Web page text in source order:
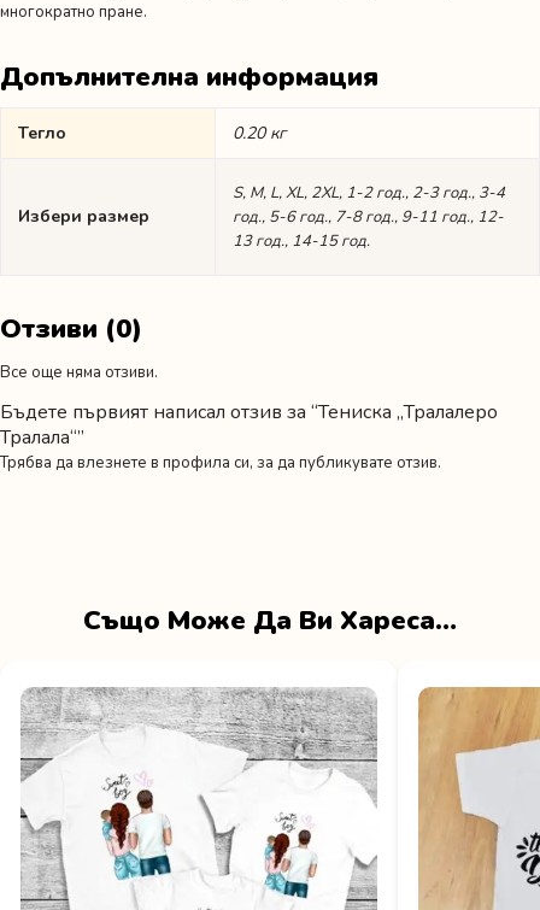
многократно пране.
Допълнителна информация
Тегло 0.20 кг
Избери размер
S, M, L, XL, 2XL, 1-2 год., 2-3 год., 3-4
год., 5-6 год., 7-8 год., 9-11 год., 12-
13 год., 14-15 год.
Отзиви (0)
Все още няма отзиви.
Бъдете първият написал отзив за “Тениска „Тралалеро
Тралала“”
Трябва да влезнете в профила си, за да публикувате отзив.
Също Може Да Ви Хареса…